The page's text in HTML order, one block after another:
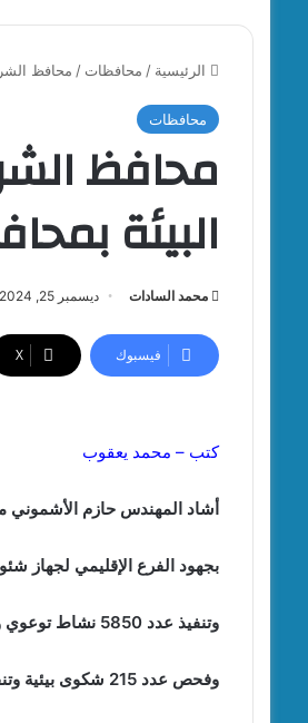
الرئيسية / محافظات / محافظ
محافظات
محافظ
البيئة
محمد السادات ديسمبر 25, 2024
فيسبوك ‫X
كتب – محمد يعقوب
أشاد المهندس حازم الأشموني
بجهود الفرع الإقليمي لجهاز شئون
وتنفيذ عدد 5850 نشاط توعوي وتقييم 1460 دراسة مشروعات تقييم أثر بيئي (أ – ب).
وفحص عدد 215 شكوى بيئية وتنفيذ (102) حملة لفحص عوادم (11250) سيارة تعمل بالبنزين والسولار.